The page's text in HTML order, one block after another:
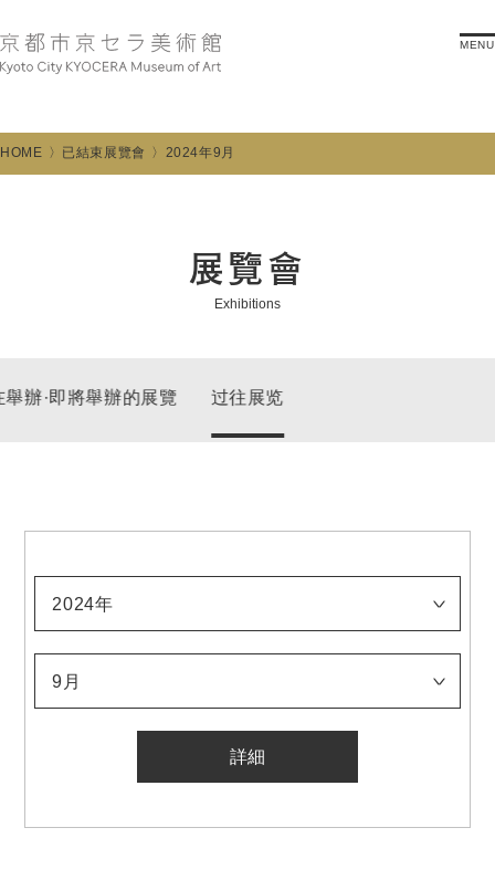
MENU
HOME 已結束展覽會 2024年9月
展覽會
Exhibitions
舉辦·即將舉辦的展覽 过往展览
2024年
2026年
2025年
2024年
2023年
2022年
2021年
2020年
2019年
2018年
2017年
2016年
2015年
2014年
2013年
2012年
2011年
2010年
2009年
2008年
2007年
2006年
2005年
2004年
2003年
2002年
2001年
2000年
1999年
1998年
1997年
1996年
1995年
1994年
1993年
1992年
1991年
1990年
1989年
1988年
1987年
1986年
1985年
1984年
1983年
1982年
1981年
1980年
1979年
1978年
1977年
1976年
1975年
1974年
1973年
1972年
1971年
1970年
1969年
1968年
1967年
1966年
1965年
1964年
1963年
1962年
1961年
1960年
1959年
1958年
1957年
1956年
1955年
1954年
1953年
1952年
1951年
1950年
1949年
1948年
1947年
1946年
1945年
1944年
1943年
1942年
1941年
1940年
1939年
1938年
1937年
1936年
1935年
1934年
1933年
9月